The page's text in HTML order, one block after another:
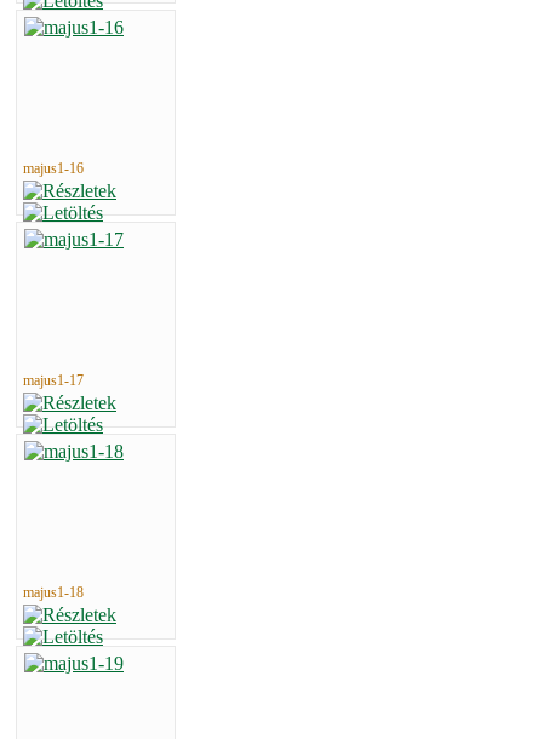
majus1-16
majus1-17
majus1-18